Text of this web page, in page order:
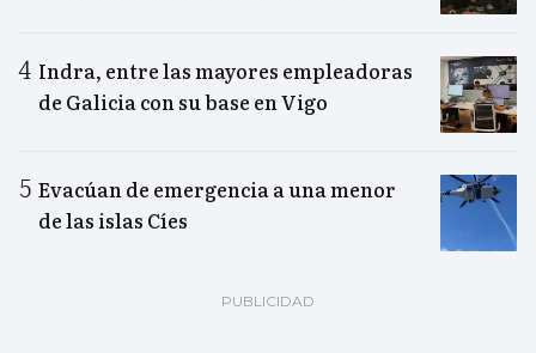
Indra, entre las mayores empleadoras
de Galicia con su base en Vigo
Evacúan de emergencia a una menor
de las islas Cíes